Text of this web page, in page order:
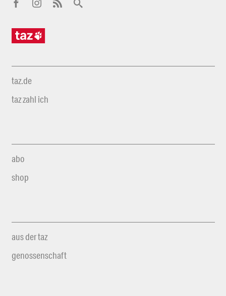
taz.de
taz zahl ich
abo
shop
aus der taz
genossenschaft